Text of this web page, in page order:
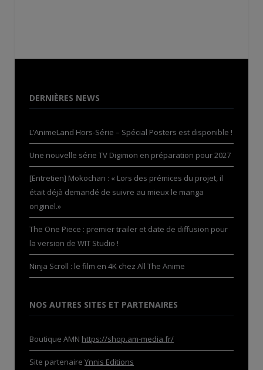
DERNIÈRES NEWS
L’AnimeLand Hors-Série – Spécial Posters est disponible !
Une nouvelle série TV Digimon en préparation pour 2027
[Entretien] Mokochan : « Lors des prémices du projet, il
était déjà demandé de suivre au mieux le manga
originel.»
The One Piece : premier trailer et date de diffusion pour
la version de WIT Studio !
Ninja Scroll : le film en 4K chez All The Anime
NOS AUTRES SITES ET PARTENAIRES
Boutique AMN https://shop.am-media.fr/
Site partenaire Ynnis Editions